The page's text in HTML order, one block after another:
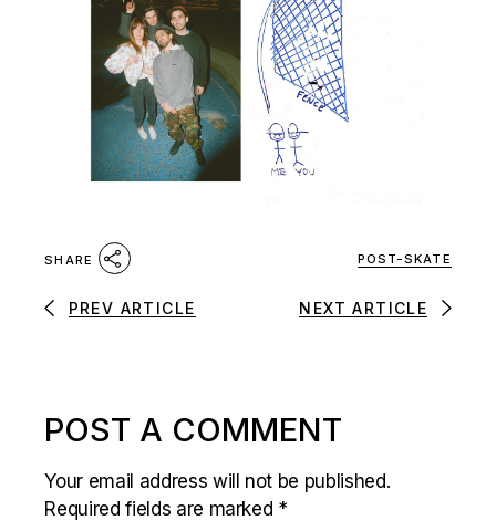
SHARE POST-SKATE
PREV ARTICLE NEXT ARTICLE
POST A COMMENT
Your email address will not be published.
Required fields are marked *